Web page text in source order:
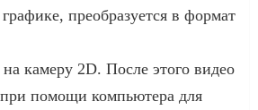
преобразуется в формат
камеру 2D. После этого видео
помощи компьютера для